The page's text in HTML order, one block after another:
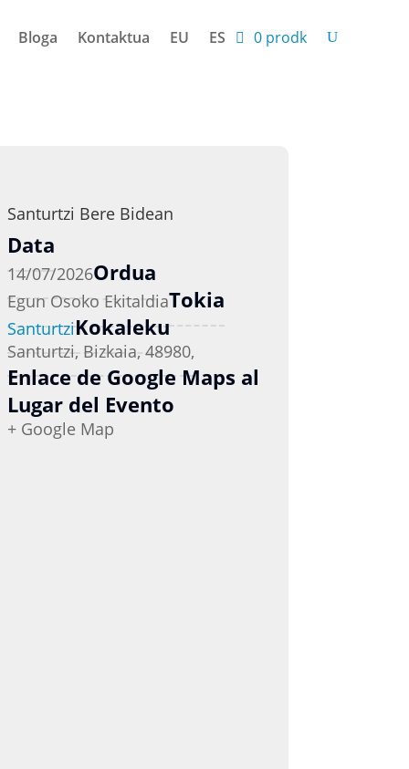
Bloga Kontaktua EU ES 0 prodk
Santurtzi Bere Bidean
Data
14/07/2026Ordua
Egun Osoko EkitaldiaTokia
SanturtziKokaleku
Santurtzi, Bizkaia, 48980,
Enlace de Google Maps al
Lugar del Evento
+ Google Map